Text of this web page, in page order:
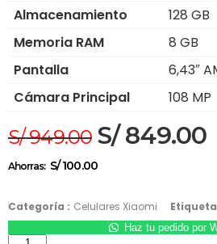
Almacenamiento
128 GB
Memoria RAM
8 GB
Pantalla
6,43″
Cámara Principal
108 MP
S/949.00 S/849.00
Ahorras: S/100.00
Categoría : Celulares Xiaomi
Haz tu pedido por